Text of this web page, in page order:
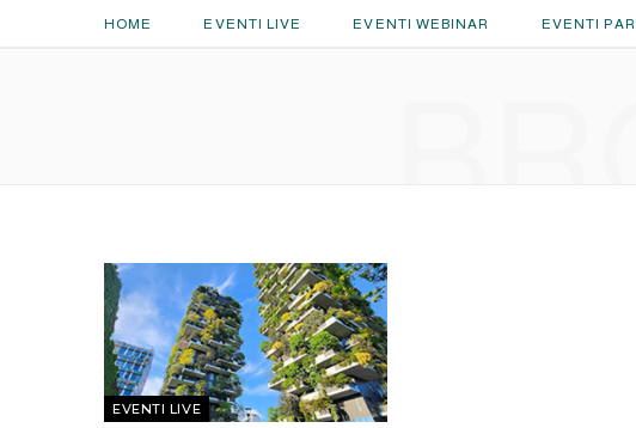
HOME EVENTI LIVE EVENTI WEBINAR EVENTI
EVENTI LIVE